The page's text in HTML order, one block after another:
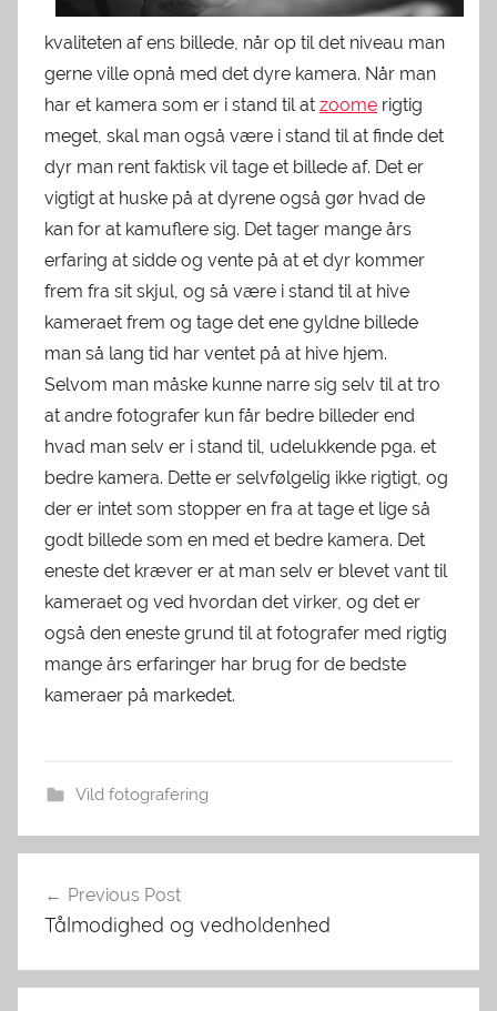
kvaliteten af ens billede, når op til det niveau man
gerne ville opnå med det dyre kamera. Når man
har et kamera som er i stand til at zoome rigtig
meget, skal man også være i stand til at finde det
dyr man rent faktisk vil tage et billede af. Det er
vigtigt at huske på at dyrene også gør hvad de
kan for at kamuflere sig. Det tager mange års
erfaring at sidde og vente på at et dyr kommer
frem fra sit skjul, og så være i stand til at hive
kameraet frem og tage det ene gyldne billede
man så lang tid har ventet på at hive hjem.
Selvom man måske kunne narre sig selv til at tro
at andre fotografer kun får bedre billeder end
hvad man selv er i stand til, udelukkende pga. et
bedre kamera. Dette er selvfølgelig ikke rigtigt, og
der er intet som stopper en fra at tage et lige så
godt billede som en med et bedre kamera. Det
eneste det kræver er at man selv er blevet vant til
kameraet og ved hvordan det virker, og det er
også den eneste grund til at fotografer med rigtig
mange års erfaringer har brug for de bedste
kameraer på markedet.
Vild fotografering
Previous Post
Tålmodighed og vedholdenhed